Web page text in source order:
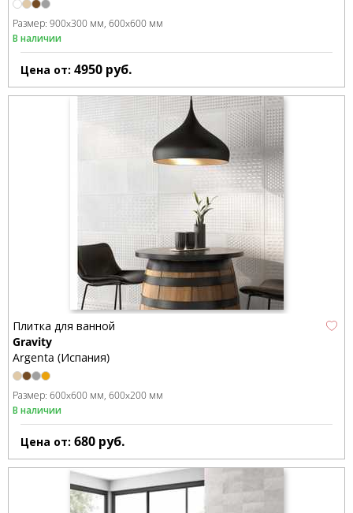
Размер: 900x300 мм 600x600 мм
В наличии
Цена от: 4950 руб.
Плитка для ванной
Gravity
Argenta (Испания)
Размер: 600x600 мм 600x200 мм
В наличии
Цена от: 680 руб.